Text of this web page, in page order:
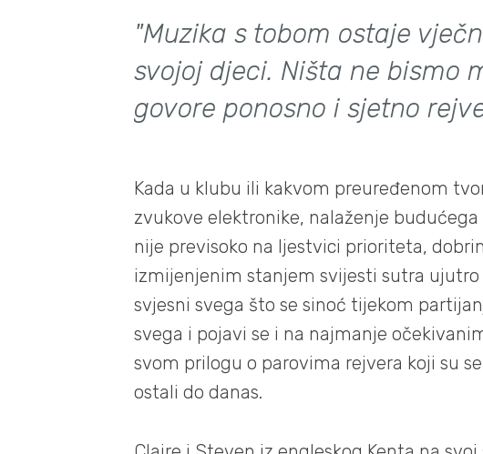
"Muzika s tobom ostaje
svojoj djeci. Ništa ne bismo
govore ponosno i sjetno
Kada u klubu ili kakvom preuređenom
zvukove elektronike, nalaženje
nije previsoko na ljestvici prioriteta,
izmijenjenim stanjem svijesti sutra
svjesni svega što se sinoć tijekom
svega i pojavi se i na najmanje
svom prilogu o parovima rejvera koji su
ostali do danas.